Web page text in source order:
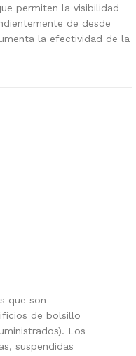
permiten la visibilidad
de desde
la efectividad de la
que son
de bolsillo
Los
suspendidas